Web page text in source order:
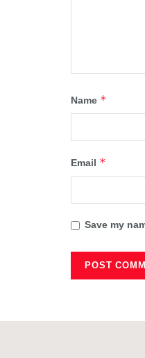
Name *
Email *
Save my